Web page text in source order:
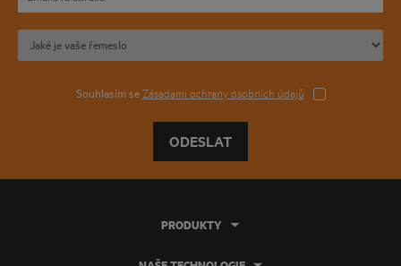
Souhlasím seZásadami ochrany osobních údajů
ODESLAT
PRODUKTY